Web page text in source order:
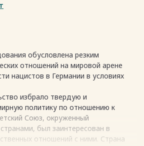
и устойчивости международных
безопасности 26
международного
Лигу наций 28
на борьбу с нацистской угрозой 29
после покупки
обусловлена резким
отношений на мировой арене
нацистов в Германии в условиях
избрало твердую и
политику по отношению к
Союз, окруженный
был заинтересован в
отношений с ними. Страна